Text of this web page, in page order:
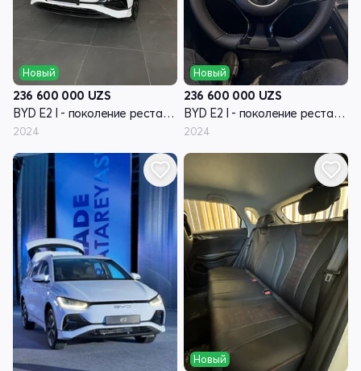
Новый
236 600 000 UZS
BYD E2 I - поколение рестайлинг
2024
Новый
236 600 000 UZS
BYD E2 I - поколение рестайлинг
2024
Новый